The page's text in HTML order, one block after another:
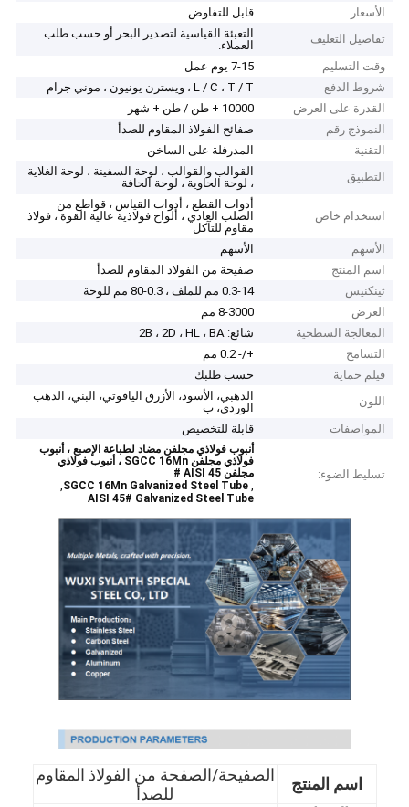
الأسعار
قابل للتفاوض
تفاصيل التغليف
التعبئة القياسية لتصدير البحر أو حسب طلب
العملاء.
وقت التسليم
7-15 يوم عمل
شروط الدفع
L / C ، T / T ، ويسترن يونيون ، موني جرام
القدرة على العرض
10000 + طن / طن + شهر
النموذج رقم
صفائح الفولاذ المقاوم للصدأ
التقنية
المدرفلة على الساخن
التطبيق
القوالب والقوالب ، لوحة السفينة ، لوحة الغلاية
، لوحة الحاوية ، لوحة الحافة
استخدام خاص
أدوات القطع ، أدوات القياس ، قواطع من
الصلب العادي ، ألواح فولاذية عالية القوة ، فولاذ
مقاوم للتآكل
الأسهم
الأسهم
اسم المنتج
صفيحة من الفولاذ المقاوم للصدأ
ثينكنيس
0.3-14 مم للملف ، 0.3-80 مم للوحة
العرض
8-3000 مم
المعالجة السطحية
شائع: 2B ، 2D ، HL ، BA
التسامح
+/- 0.2 مم
فيلم حماية
حسب طلبك
اللون
الذهبي، الأسود، الأزرق الياقوتي، البني، الذهب
الوردي، ب
المواصفات
قابلة للتخصيص
تسليط الضوء:
أنبوب فولاذي مجلفن مضاد لطباعة الإصبع ، أنبوب
فولاذي مجلفن SGCC 16Mn ، أنبوب فولاذي
مجلفن AISI 45 #
,
SGCC 16Mn Galvanized Steel Tube
,
AISI 45# Galvanized Steel Tube
اسم المنتج
الصفيحة/الصفحة من الفولاذ المقاوم
للصدأ